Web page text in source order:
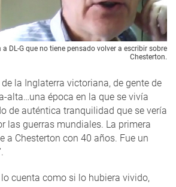
DL-G que no tiene pensado volver a escribir sobre
Chesterton.
la Inglaterra victoriana, de gente de
alta…una época en la que se vivía
de auténtica tranquilidad que se vería
las guerras mundiales. La primera
a Chesterton con 40 años. Fue un
cuenta como si lo hubiera vivido,